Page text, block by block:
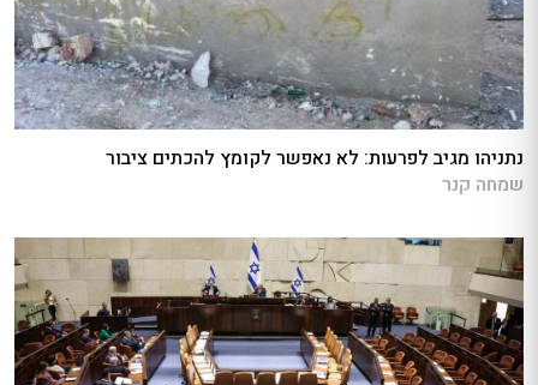
נתניהו מגיב לפרעות: לא נאפשר לקומץ להכתים ציבור
שמחה קנר